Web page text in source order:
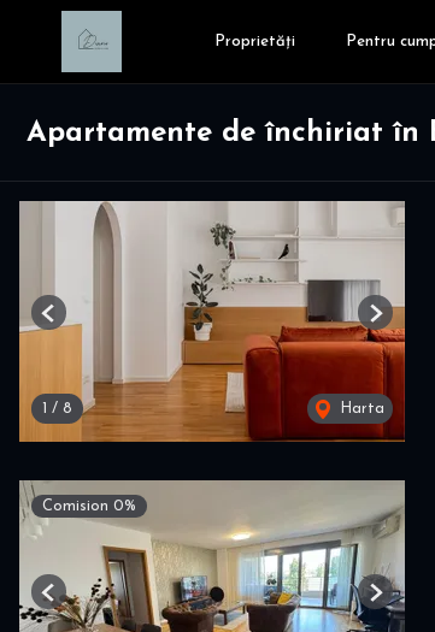
Proprietăți Pentru
Apartamente de închiriat în
1 / 8 Harta
Previous Next
Comision 0%
Previous Next